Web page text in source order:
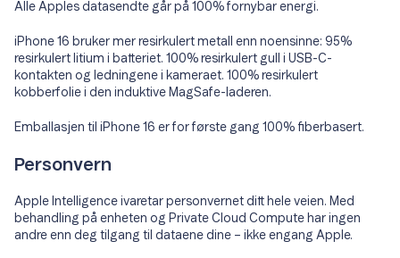
Alle Apples datasendte går på 100% fornybar energi.
iPhone 16 bruker mer resirkulert metall enn noensinne: 95%
resirkulert litium i batteriet. 100% resirkulert gull i USB-C-
kontakten og ledningene i kameraet. 100% resirkulert
kobberfolie i den induktive MagSafe-laderen.
Emballasjen til iPhone 16 er for første gang 100% fiberbasert.
Personvern
Apple Intelligence ivaretar personvernet ditt hele veien. Med
behandling på enheten og Private Cloud Compute har ingen
andre enn deg tilgang til dataene dine – ikke engang Apple.